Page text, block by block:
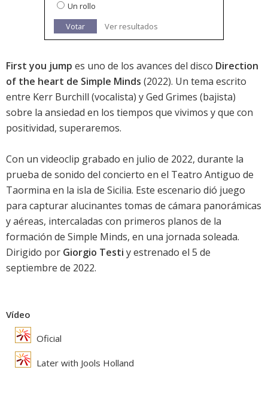
Un rollo
Votar
Ver resultados
First you jump es uno de los avances del disco Direction
of the heart de Simple Minds (2022). Un tema escrito
entre Kerr Burchill (vocalista) y Ged Grimes (bajista)
sobre la ansiedad en los tiempos que vivimos y que con
positividad, superaremos.
Con un videoclip grabado en julio de 2022, durante la
prueba de sonido del concierto en el Teatro Antiguo de
Taormina en la isla de Sicilia. Este escenario dió juego
para capturar alucinantes tomas de cámara panorámicas
y aéreas, intercaladas con primeros planos de la
formación de Simple Minds, en una jornada soleada.
Dirigido por Giorgio Testi y estrenado el 5 de
septiembre de 2022.
Vídeo
Oficial
Later with Jools Holland